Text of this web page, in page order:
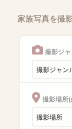
家族写真を撮
撮影ジ
撮影場所